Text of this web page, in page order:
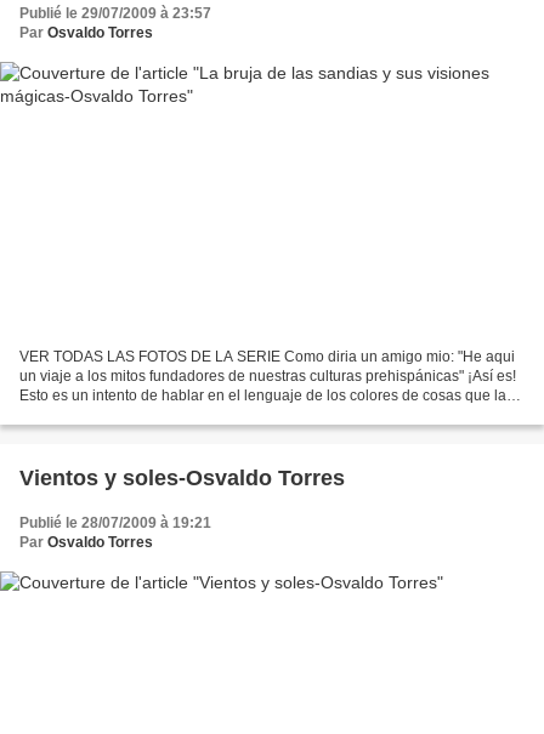
Publié le 29/07/2009 à 23:57
Par Osvaldo Torres
VER TODAS LAS FOTOS DE LA SERIE Como diria un amigo mio: "He aqui
un viaje a los mitos fundadores de nuestras culturas prehispánicas" ¡Así es!
Esto es un intento de hablar en el lenguaje de los colores de cosas que la
Vientos y soles-Osvaldo Torres
Publié le 28/07/2009 à 19:21
Par Osvaldo Torres